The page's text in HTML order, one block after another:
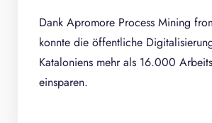
Dank Apromore Process Mining
konnte die öffentliche
Kataloniens mehr als 16.000
einsparen.